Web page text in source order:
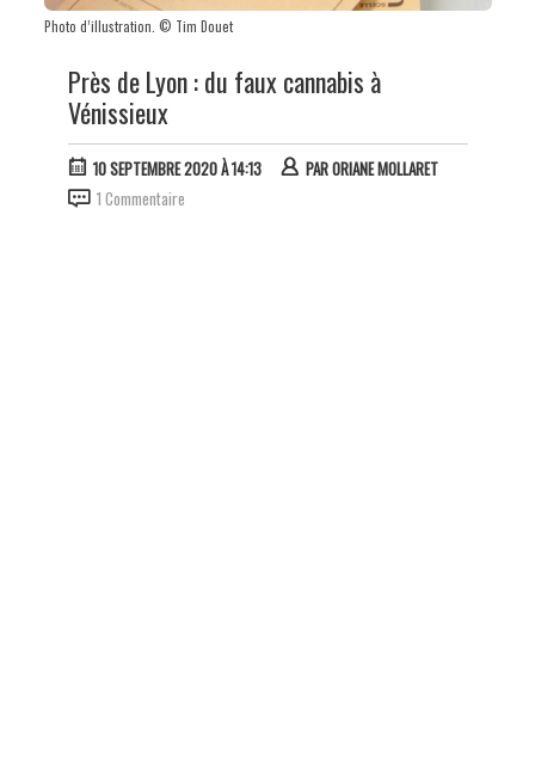
Photo d’illustration. © Tim Douet
Près de Lyon : du faux cannabis à
Vénissieux
10 SEPTEMBRE 2020 À 14:13 PARORIANE MOLLARET
1 Commentaire